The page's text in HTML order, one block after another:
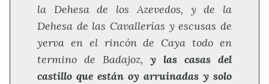
la Dehesa de los Azevedos, y de la
Dehesa de las Cavallerías y escusas de
yerva en el rincón de Caya todo en
termino de Badajoz, y las casas del
castillo que están oy arruinadas y solo